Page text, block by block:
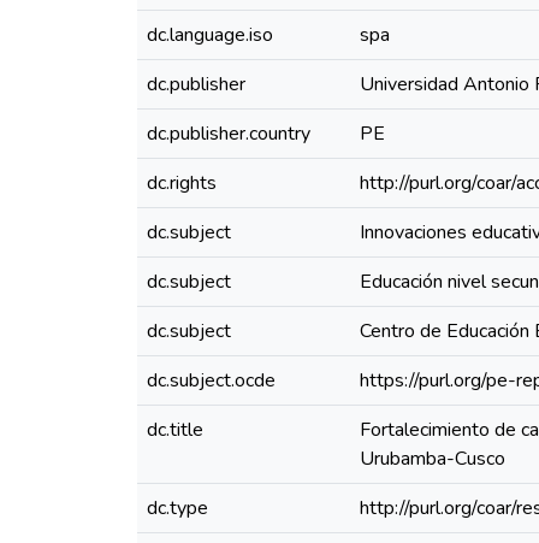
dc.language.iso
spa
dc.publisher
Universidad Antonio
dc.publisher.country
PE
dc.rights
http://purl.org/coar/
dc.subject
Innovaciones
dc.subject
Educación nivel
dc.subject
Centro de
dc.subject.ocde
https://purl.org/pe-
dc.title
Fortalecimiento de
Urubamba-Cusco
dc.type
http://purl.org/coar/